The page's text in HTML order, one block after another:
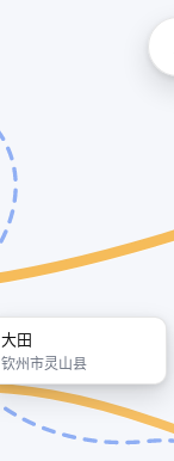
大田
钦州市灵山县